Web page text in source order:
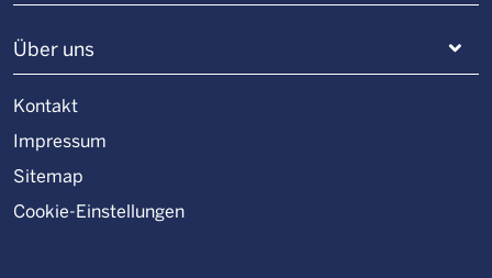
Über uns
Kontakt
Impressum
Sitemap
Cookie-Einstellungen